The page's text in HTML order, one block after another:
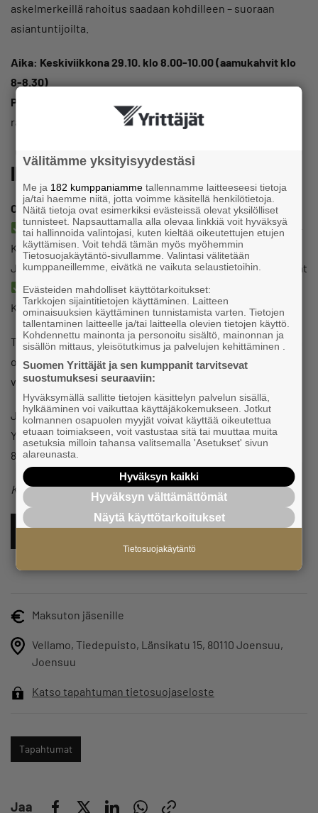
askelmerkeillä rahoitus saadaan kohdilleen – suoraan
asiantuntijoilta.
Aika: Keskiviikkona 29.10. klo 8.00-10.00 (aamukahvit klo
8-8.30)
Paikka:
rakennus, 2. kerros, 80110 Joensuu
Ilmoittaudu tästä!
Ohjelma:
Kuinka käy kasvulle ja pk-yrittäjille Suomessa ja Pohjois-
Karjalassa?
Johtaja, pääekonomisti Juhana Brotherus, Suomen Yrittäjät
Rahoituksen käytännön askelmerkit
Konttorinjohtaja Sami Hirvonen, Oma Säästöpankki Oyj
Tapahtuma on maksuton ja avoin kaikille yrittäjille. Paikkoja
on rajatusti – mukaan mahtuu 30 nopeinta. Ilmoittaudu
viimeistään 21.10.
Järjestäjinä Pohjois-Karjalan Yrittäjät ja Joensuun
Yrittäjät. Lisätiedot ja ilmoittautumiset myös p. 050 448
8468, joonas.hiltunen@yrittajat.fi.
Kuva Juhana Brotheruksesta: Jetro Stavén
ILMOITTAUDU TÄSTÄ MUKAAN
Maksuton jäsenille
Vellamo, Tiedepuisto, Länsikatu 15, 80110 Joensuu,
Joensuu
Katso tapahtuman tietosuojaseloste
Tapahtumat
Jaa
Välitämme yksityisyydestäsi
Me ja 182 kumppaniamme tallennamme laitteeseesi tietoja
ja/tai haemme niitä, jotta voimme käsitellä henkilötietoja.
Näitä tietoja ovat esimerkiksi evästeissä olevat yksilölliset
tunnisteet. Napsauttamalla alla olevaa linkkiä voit hyväksyä
tai hallinnoida valintojasi, kuten kieltää oikeutettujen etujen
käyttämisen. Voit tehdä tämän myös myöhemmin
Tietosuojakäytäntö-sivullamme. Valintasi välitetään
kumppaneillemme, eivätkä ne vaikuta selaustietoihin.
Evästeiden mahdolliset käyttötarkoitukset:
Tarkkojen sijaintitietojen käyttäminen. Laitteen
ominaisuuksien käyttäminen tunnistamista varten. Tietojen
tallentaminen laitteelle ja/tai laitteella olevien tietojen käyttö.
Kohdennettu mainonta ja personoitu sisältö, mainonnan ja
sisällön mittaus, yleisötutkimus ja palvelujen kehittäminen .
Suomen Yrittäjät ja sen kumppanit tarvitsevat
suostumuksesi seuraaviin:
Hyväksymällä sallitte tietojen käsittelyn palvelun sisällä,
hylkääminen voi vaikuttaa käyttäjäkokemukseen. Jotkut
kolmannen osapuolen myyjät voivat käyttää oikeutettua
etuaan toimiakseen, voit vastustaa sitä tai muuttaa muita
asetuksia milloin tahansa valitsemalla 'Asetukset' sivun
alareunasta.
Hyväksyn kaikki
Hyväksyn välttämättömät
Näytä käyttötarkoitukset
Tietosuojakäytäntö